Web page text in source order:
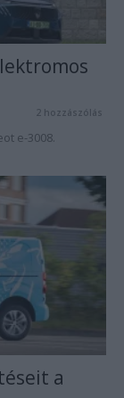
2 hozzászólás
e-3008.
a